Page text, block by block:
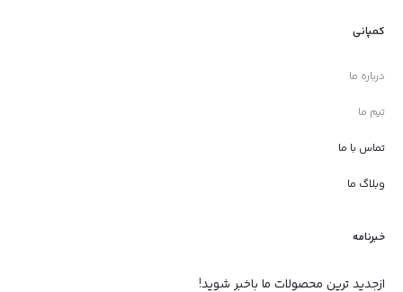
کمپانی
درباره ما
تیم ما
تماس با ما
وبلاگ ما
خبرنامه
ازجدید ترین محصولات ما باخبر شوید!